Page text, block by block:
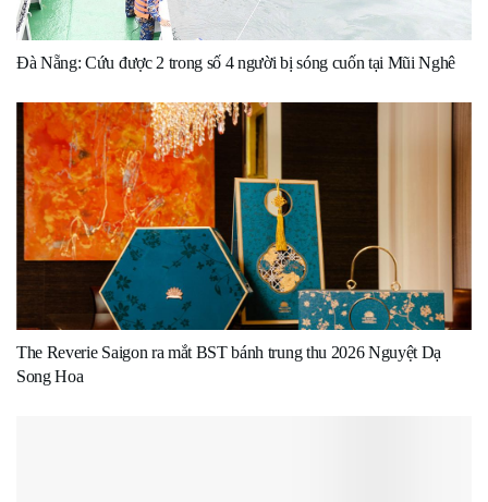
Đà Nẵng: Cứu được 2 trong số 4 người bị sóng cuốn tại Mũi Nghê
The Reverie Saigon ra mắt BST bánh trung thu 2026 Nguyệt Dạ
Song Hoa